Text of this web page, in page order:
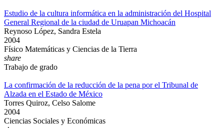
Estudio de la cultura informática en la administración del Hospital
General Regional de la ciudad de Uruapan Michoacán
Reynoso López, Sandra Estela
2004
Físico Matemáticas y Ciencias de la Tierra
share
Trabajo de grado
La confirmación de la reducción de la pena por el Tribunal de
Alzada en el Estado de México
Torres Quiroz, Celso Salome
2004
Ciencias Sociales y Económicas